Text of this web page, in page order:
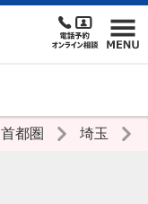
首都圏 埼玉